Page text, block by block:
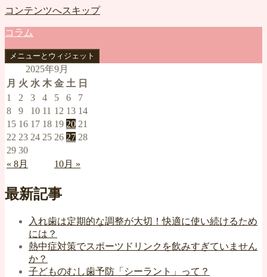
コンテンツへスキップ
コラム
メニューとウィジェット
2025年9月
月 火 水 木 金 土 日
« 8月 10月 »
1 2 3 4 5 6
7
8
9 10 11 12 13 14
15 16 17 18 19 20 21
22 23 24 25 26 27 28
29 30
最新記事
入れ歯は定期的な調整が大切！快適に使い続けるため
には？
熱中症対策でスポーツドリンクを飲みすぎていません
か？
子どものむし歯予防「シーラント」って？